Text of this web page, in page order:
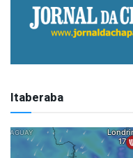
Itaberaba